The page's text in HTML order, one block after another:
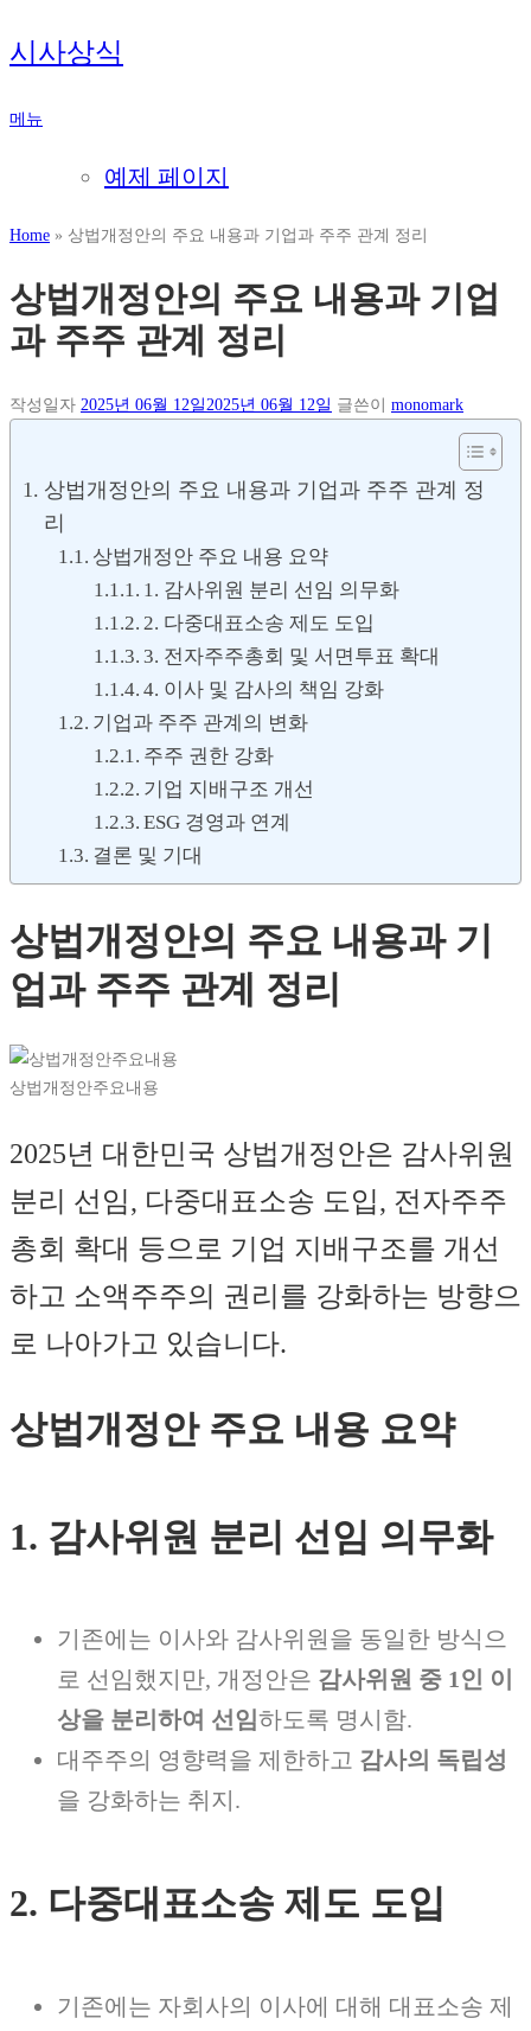
내
용
로
기
시사상식
메뉴
예제 페이지
Home » 상법개정안의 주요 내용과 기업과 주주 관계 정리
상법개정안의 주요 내용과 기업
과 주주 관계 정리
작성일자 2025년 06월 12일2025년 06월 12일 글쓴이 monomark
상법개정안의 주요 내용과 기업과 주주 관계 정
리
상법개정안 주요 내용 요약
1. 감사위원 분리 선임 의무화
2. 다중대표소송 제도 도입
3. 전자주주총회 및 서면투표 확대
4. 이사 및 감사의 책임 강화
기업과 주주 관계의 변화
주주 권한 강화
기업 지배구조 개선
ESG 경영과 연계
결론 및 기대
상법개정안의 주요 내용과 기
업과 주주 관계 정리
상법개정안주요내용
2025년 대한민국 상법개정안은 감사위원
분리 선임, 다중대표소송 도입, 전자주주
총회 확대 등으로 기업 지배구조를 개선
하고 소액주주의 권리를 강화하는 방향으
로 나아가고 있습니다.
상법개정안 주요 내용 요약
1. 감사위원 분리 선임 의무화
기존에는 이사와 감사위원을 동일한 방식으
로 선임했지만, 개정안은 감사위원 중 1인 이
상을 분리하여 선임하도록 명시함.
대주주의 영향력을 제한하고 감사의 독립성
을 강화하는 취지.
2. 다중대표소송 제도 도입
기존에는 자회사의 이사에 대해 대표소송 제